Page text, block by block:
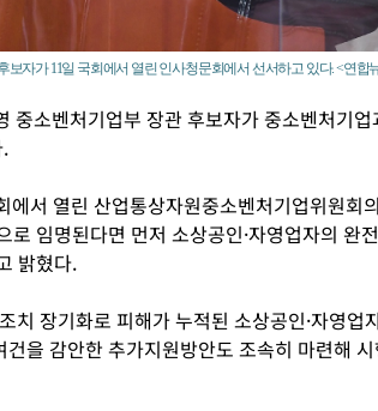
자가 11일 국회에서 열린 인사청문회에서 선서하고 있다. <연합
중소벤처기업부 장관 후보자가 중소벤처기업
에서 열린 산업통상자원중소벤처기업위원회
로 임명된다면 먼저 소상공인·자영업자의 완
밝혔다.
치 장기화로 피해가 누적된 소상공인·자영업
건을 감안한 추가지원방안도 조속히 마련해